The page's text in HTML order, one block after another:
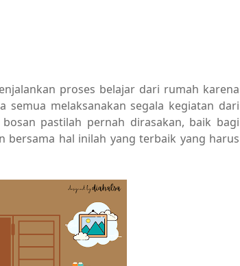
proses belajar dari rumah karena
melaksanakan segala kegiatan dari
pastilah pernah dirasakan, baik bagi
bersama hal inilah yang terbaik yang harus